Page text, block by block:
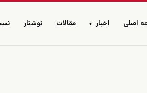
اصلی اخبار ▾ مقالات نوشتار